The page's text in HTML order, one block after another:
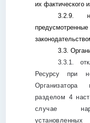
их фактического
3.2.9.
3.3.
3.3.1.
Ресурсу при
разделом 4
случае